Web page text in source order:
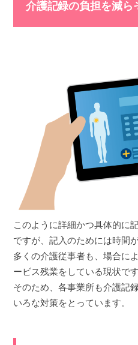
介護記録の負担を減ら
このように詳細かつ具体的に
ですが、記入のためには時間
多くの介護従事者も、場合に
ービス残業をしている現状です
そのため、各事業所も介護記
いろな対策をとっています。